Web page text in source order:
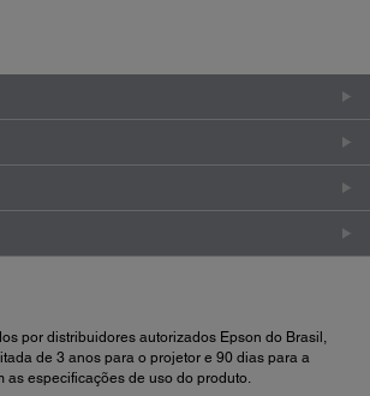
por distribuidores autorizados Epson do Brasil,
de 3 anos para o projetor e 90 dias para a
as especificações de uso do produto.